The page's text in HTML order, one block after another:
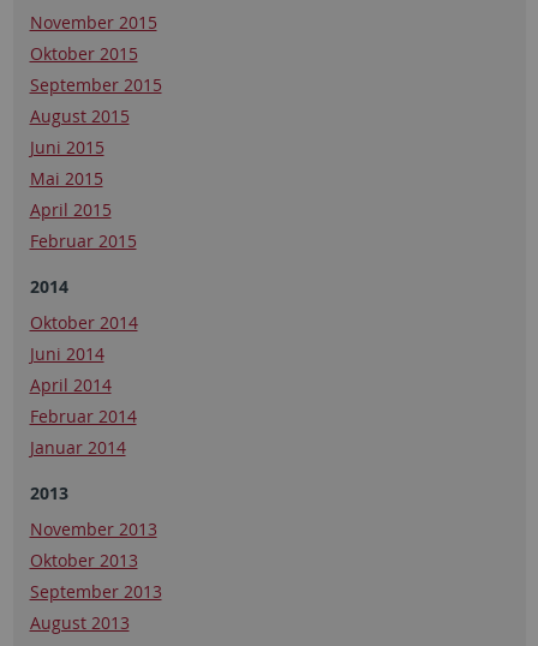
November 2015
Oktober 2015
September 2015
August 2015
Juni 2015
Mai 2015
April 2015
Februar 2015
2014
Oktober 2014
Juni 2014
April 2014
Februar 2014
Januar 2014
2013
November 2013
Oktober 2013
September 2013
August 2013